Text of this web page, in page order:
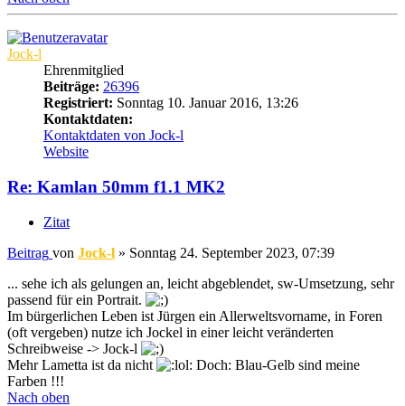
Jock-l
Ehrenmitglied
Beiträge: 26396
Registriert: Sonntag 10. Januar 2016, 13:26
Kontaktdaten:
Kontaktdaten von Jock-l
Website
Re: Kamlan 50mm f1.1 MK2
Zitat
Beitrag von Jock-l » Sonntag 24. September 2023, 07:39
... sehe ich als gelungen an, leicht abgeblendet, sw-Umsetzung, sehr
passend für ein Portrait.
Im bürgerlichen Leben ist Jürgen ein Allerweltsvorname, in Foren
(oft vergeben) nutze ich Jockel in einer leicht veränderten
Schreibweise -> Jock-l
Mehr Lametta ist da nicht
Doch: Blau-Gelb sind meine
Farben !!!
Nach oben